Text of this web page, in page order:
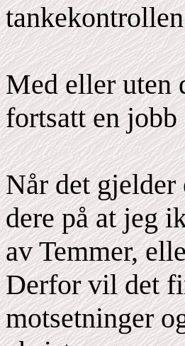
Med eller uten
fortsatt en
Når det gjelder
dere på at jeg
av Temmer,
Derfor vil det
motsetninger